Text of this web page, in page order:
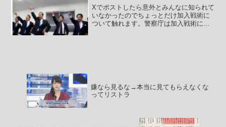
Xでポストしたら意外とみんなに知られて
いなかったのでちょっとだけ加入戦術に
ついて触れます。警察庁は加入戦術につ
嫌なら見るな→本当に見てもらえなくな
ってリストラ